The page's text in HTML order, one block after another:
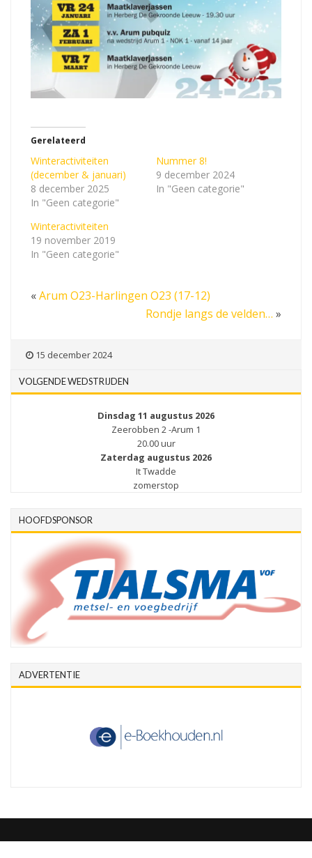
Gerelateerd
Winteractiviteiten
(december & januari)
8 december 2025
In "Geen categorie"
Nummer 8!
9 december 2024
In "Geen categorie"
Winteractiviteiten
19 november 2019
In "Geen categorie"
«Arum O23-Harlingen O23 (17-12)
Rondje langs de velden… »
15 december 2024
VOLGENDE WEDSTRIJDEN
Dinsdag 11 augustus 2026
Zeerobben 2 -Arum 1
20.00 uur
Zaterdag augustus 2026
It Twadde
zomerstop
HOOFDSPONSOR
ADVERTENTIE